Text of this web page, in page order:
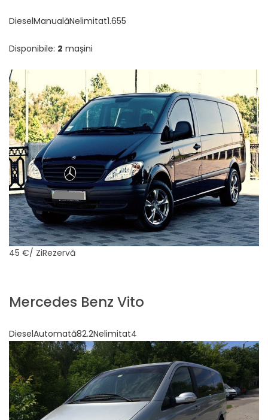
DieselManualăNelimitat1.655
Disponibile: 2 mașini
45 €/ ZiRezervă
Mercedes Benz Vito
DieselAutomată82.2Nelimitat4